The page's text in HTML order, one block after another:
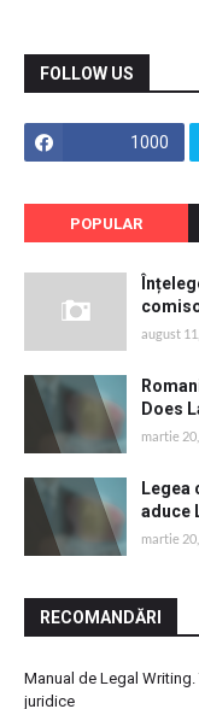
FOLLOW US
1000
POPULAR
august
Does
martie
Legea
aduce
martie
RECOMANDĂRI
Manual de Legal
juridice